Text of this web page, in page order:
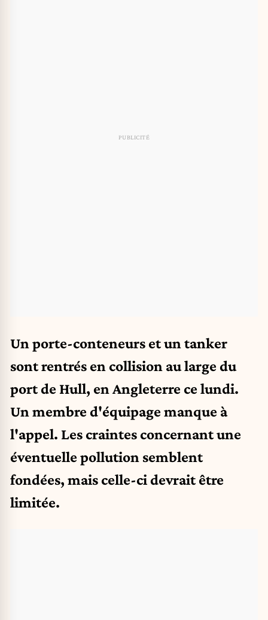
Un porte-conteneurs et un tanker
sont rentrés en collision au large du
port de Hull, en Angleterre ce lundi.
Un membre d'équipage manque à
l'appel. Les craintes concernant une
éventuelle pollution semblent
fondées, mais celle-ci devrait être
limitée.